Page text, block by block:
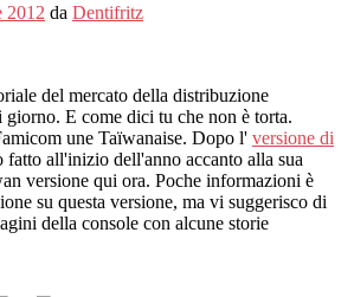
2012 da Dentifritz
del mercato della distribuzione
giorno. E come dici tu che non è torta.
une Taïwanaise. Dopo l' versione di
fatto all'inizio dell'anno accanto alla sua
versione qui ora. Poche informazioni è
su questa versione, ma vi suggerisco di
della console con alcune storie